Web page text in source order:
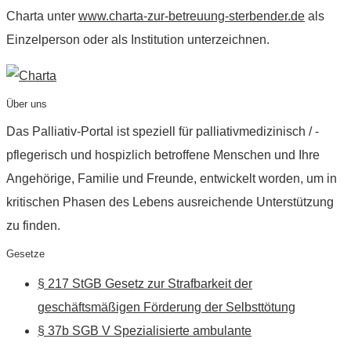
Charta unter www.charta-zur-betreuung-sterbender.de als
Einzelperson oder als Institution unterzeichnen.
Über uns
Das Palliativ-Portal ist speziell für palliativmedizinisch / -
pflegerisch und hospizlich betroffene Menschen und Ihre
Angehörige, Familie und Freunde, entwickelt worden, um in
kritischen Phasen des Lebens ausreichende Unterstützung
zu finden.
Gesetze
§ 217 StGB Gesetz zur Strafbarkeit der
geschäftsmäßigen Förderung der Selbsttötung
§ 37b SGB V Spezialisierte ambulante